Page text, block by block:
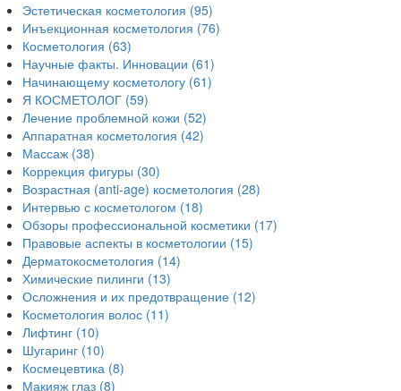
Эстетическая косметология (95)
Инъекционная косметология (76)
Косметология (63)
Научные факты. Инновации (61)
Начинающему косметологу (61)
Я КОСМЕТОЛОГ (59)
Лечение проблемной кожи (52)
Аппаратная косметология (42)
Массаж (38)
Коррекция фигуры (30)
Возрастная (anti-age) косметология (28)
Интервью с косметологом (18)
Обзоры профессиональной косметики (17)
Правовые аспекты в косметологии (15)
Дерматокосметология (14)
Химические пилинги (13)
Осложнения и их предотвращение (12)
Косметология волос (11)
Лифтинг (10)
Шугаринг (10)
Космецевтика (8)
Макияж глаз (8)